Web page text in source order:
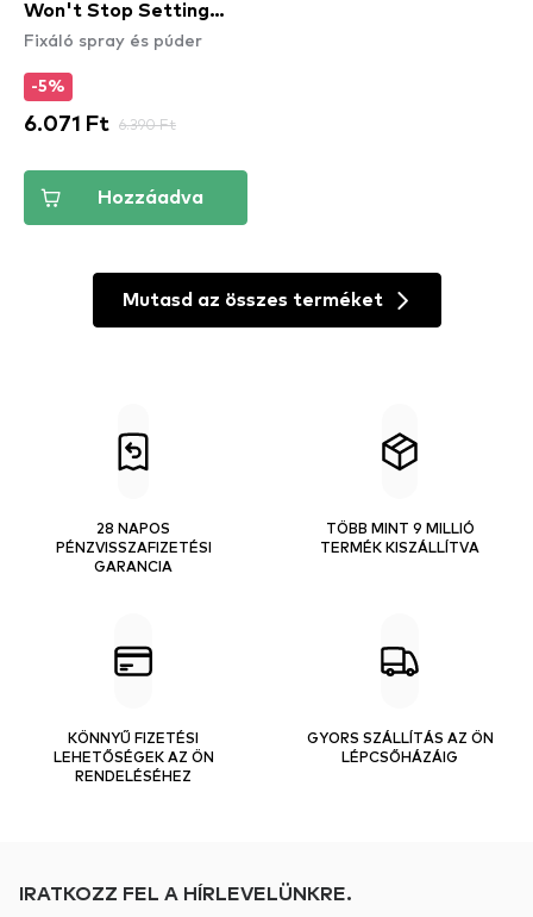
Won't Stop Setting
Powder fixáló púder -
Fixáló spray és púder
-5%
6.071 Ft 6.390 Ft
Hozzáadva
Mutasd az összes terméket
28 NAPOS
PÉNZVISSZAFIZETÉSI
GARANCIA
TÖBB MINT 9 MILLIÓ
TERMÉK KISZÁLLÍTVA
KÖNNYŰ FIZETÉSI
LEHETŐSÉGEK AZ ÖN
RENDELÉSÉHEZ
GYORS SZÁLLÍTÁS AZ ÖN
LÉPCSŐHÁZÁIG
IRATKOZZ FEL A HÍRLEVELÜNKRE.